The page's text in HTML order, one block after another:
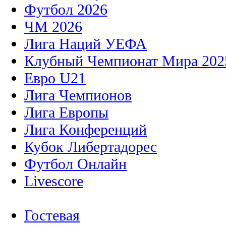
Футбол 2026
ЧМ 2026
Лига Наций УЕФА
Клубный Чемпионат Мира
Евро U21
Лига Чемпионов
Лига Европы
Лига Конференций
Кубок Либертадорес
Футбол Онлайн
Livescore
Гостевая